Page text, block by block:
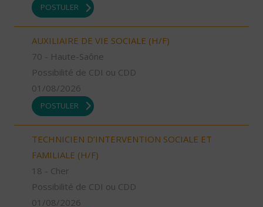
POSTULER
AUXILIAIRE DE VIE SOCIALE (H/F)
70 - Haute-Saône
Possibilité de CDI ou CDD
01/08/2026
POSTULER
TECHNICIEN D’INTERVENTION SOCIALE ET
FAMILIALE (H/F)
18 - Cher
Possibilité de CDI ou CDD
01/08/2026